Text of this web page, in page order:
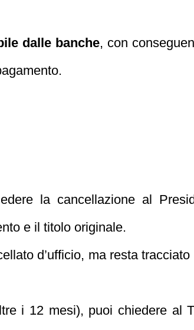
dalle banche, con
la cancellazione al
e il titolo originale.
d’ufficio, ma resta
i 12 mesi), puoi chiedere al